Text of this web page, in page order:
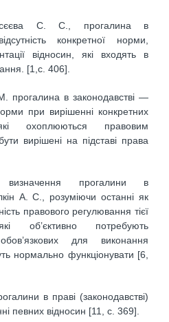
С. С., прогалина в
конкретної норми,
відносин, які входять в
[1,с. 406].
в законодавстві —
при вирішенні конкретних
охоплюються правовим
вирішені на підставі права
визначення прогалини в
А. С., розуміючи останні як
правового регулювання тієї
об’єктивно потребують
для виконання
нормально функціонувати [6,
в праві (законодавстві)
певних відносин [11, с. 369].